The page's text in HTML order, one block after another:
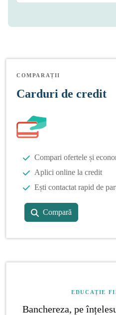
COMPARAȚII
Carduri de credit
Compari ofertele și
Aplici online la credit
Ești contactat rapid de
Compară
EDUCAȚIE
Banchereza, pe